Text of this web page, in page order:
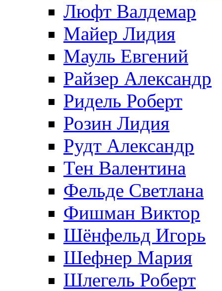
Люфт Валдемaр
Майер Лидия
Мауль Евгений
Райзер Александр
Ридель Роберт
Розин Лидия
Рудт Александр
Тен Валентина
Фельде Светлана
Фишман Виктор
Шёнфельд Игорь
Шефнер Мария
Шлегель Роберт